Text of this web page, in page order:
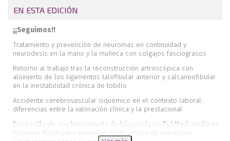
EN ESTA EDICIÓN
¡¡Seguimos!!
Tratamiento y prevención de neuromas en continuidad y
neurodesis en la mano y la muñeca con colgajos fasciograsos
Retorno al trabajo tras la reconstrucción artroscópica con
aloinjerto de los ligamentos talofibular anterior y calcaneofibular
en la inestabilidad crónica de tobillo
Accidente cerebrovascular isquémico en el contexto laboral:
diferencias entre la valoración clínica y la prestacional
Desarrollo de una herramienta de búsqueda en PubMed mediante
términos MeSH para sanitarios en el ámbito de una Mutua